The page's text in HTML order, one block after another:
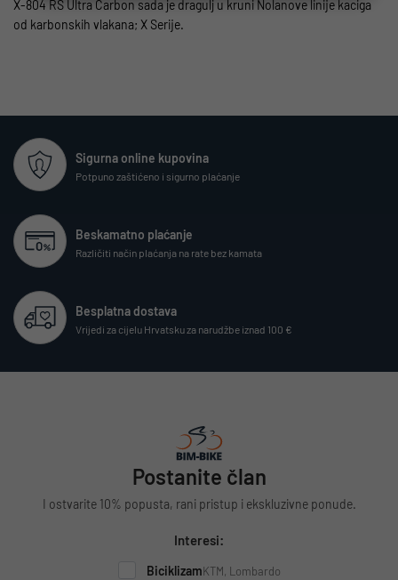
X-804 RS Ultra Carbon sada je dragulj u kruni Nolanove linije kaciga
od karbonskih vlakana; X Serije.
Sigurna online kupovina
Potpuno zaštićeno i sigurno plaćanje
Beskamatno plaćanje
Različiti način plaćanja na rate bez kamata
Besplatna dostava
Vrijedi za cijelu Hrvatsku za narudžbe iznad 100 €
Postanite član
I ostvarite 10% popusta, rani pristup i ekskluzivne ponude.
Interesi:
BiciklizamKTM, Lombardo